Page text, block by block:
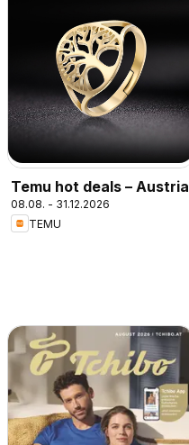
Temu hot deals – Austria
08.08. - 31.12.2026
TEMU